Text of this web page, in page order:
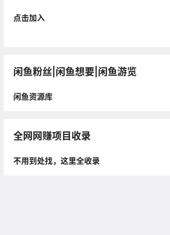
点击加入
闲鱼粉丝|闲鱼想要|闲鱼游览
闲鱼资源库
全网网赚项目收录
不用到处找，这里全收录